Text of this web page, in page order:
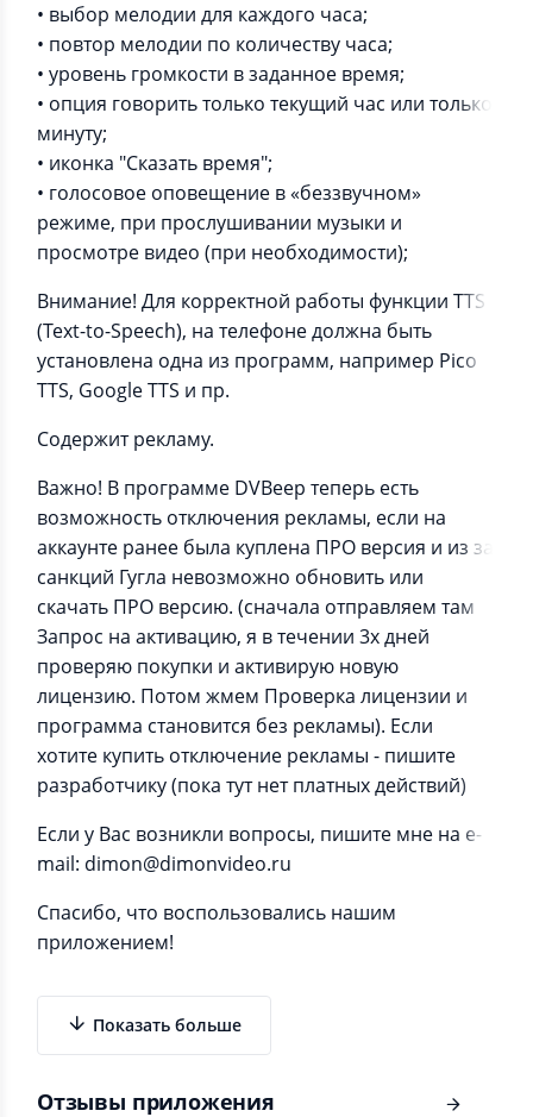
• выбор мелодии для каждого часа;
• повтор мелодии по количеству часа;
• уровень громкости в заданное время;
• опция говорить только текущий час или только
минуту;
• иконка "Сказать время";
• голосовое оповещение в «беззвучном»
режиме, при прослушивании музыки и
просмотре видео (при необходимости);
Внимание! Для корректной работы функции TTS
(Text-to-Speech), на телефоне должна быть
установлена одна из программ, например Pico
TTS, Google TTS и пр.
Содержит рекламу.
Важно! В программе DVBeep теперь есть
возможность отключения рекламы, если на
аккаунте ранее была куплена ПРО версия и из за
санкций Гугла невозможно обновить или
скачать ПРО версию. (сначала отправляем там
Запрос на активацию, я в течении 3х дней
проверяю покупки и активирую новую
лицензию. Потом жмем Проверка лицензии и
программа становится без рекламы). Если
хотите купить отключение рекламы - пишите
разработчику (пока тут нет платных действий)
Если у Вас возникли вопросы, пишите мне на e-
mail: dimon@dimonvideo.ru
Спасибо, что воспользовались нашим
приложением!
Показать больше
Отзывы приложения